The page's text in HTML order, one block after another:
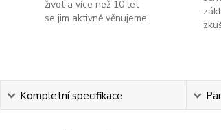
život a více než 10 let
se jim aktivně věnujeme.
Kompletní specifikace